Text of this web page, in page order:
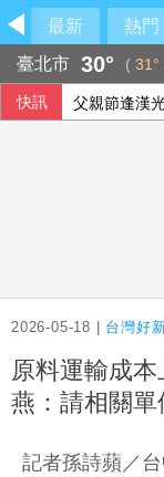
最新 熱門
臺北市 30° ( 31°
快訊 父親節逢漢
2026-05-18 | 台灣好
原料運輸成
燕：請相關單
記者孫詩蘋／